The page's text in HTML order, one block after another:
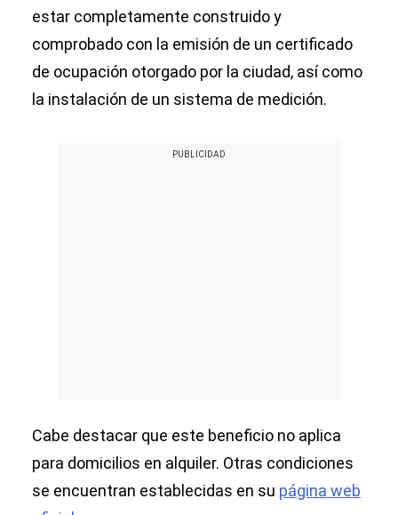
estar completamente construido y
comprobado con la emisión de un certificado
de ocupación otorgado por la ciudad, así como
la instalación de un sistema de medición.
Cabe destacar que este beneficio no aplica
para domicilios en alquiler. Otras condiciones
se encuentran establecidas en su página web